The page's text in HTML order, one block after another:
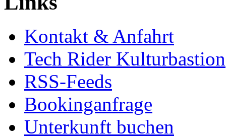
Kontakt & Anfahrt
Tech Rider Kulturbastion
RSS-Feeds
Bookinganfrage
Unterkunft buchen